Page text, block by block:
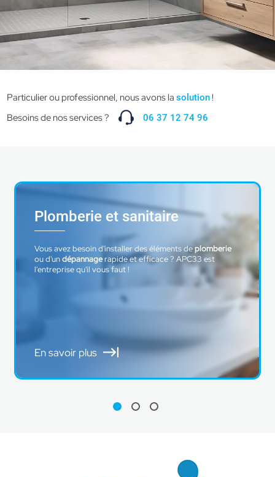
Particulier ou professionnel, nous avons lasolution!
Besoins de nos services ?
06 37 12 74 96
Plomberie et sanitaire
Vous avez besoin d'installer des éléments deplomberie
ou d'undépannagerapide et efficace ? APC33 est
l'entreprise qu'il vous faut !
En savoir plus